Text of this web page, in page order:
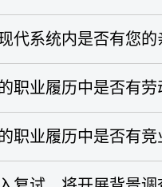
代系统内是否有您的
职业履历中是否有劳
的职业履历中是否有